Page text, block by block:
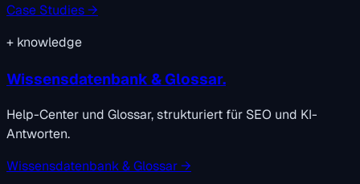
Case Studies →
+ knowledge
Wissensdatenbank & Glossar.
Help-Center und Glossar, strukturiert für SEO und KI-
Antworten.
Wissensdatenbank & Glossar →